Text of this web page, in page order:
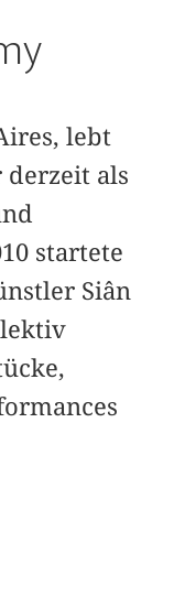
lebt
derzeit als
startete
Siân